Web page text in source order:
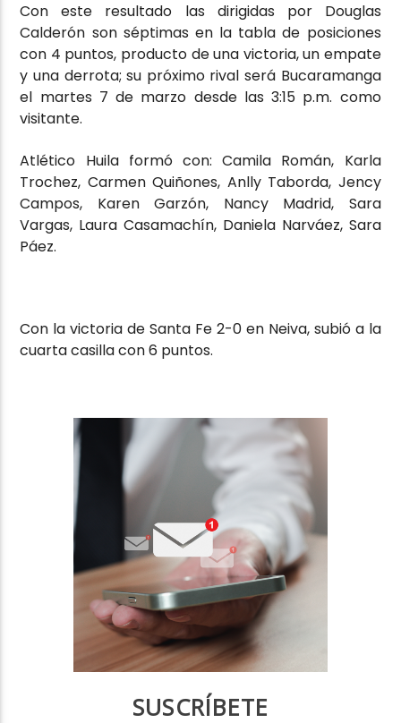
Con este resultado las dirigidas por Douglas
Calderón son séptimas en la tabla de posiciones
con 4 puntos, producto de una victoria, un empate
y una derrota; su próximo rival será Bucaramanga
el martes 7 de marzo desde las 3:15 p.m. como
visitante.
Atlético Huila formó con: Camila Román, Karla
Trochez, Carmen Quiñones, Anlly Taborda, Jency
Campos, Karen Garzón, Nancy Madrid, Sara
Vargas, Laura Casamachín, Daniela Narváez, Sara
Páez.
Con la victoria de Santa Fe 2-0 en Neiva, subió a la
cuarta casilla con 6 puntos.
SUSCRÍBETE